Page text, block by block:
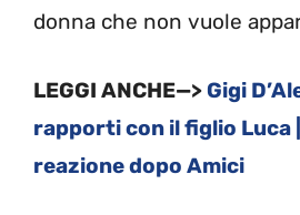
donna che non vuole
LEGGI ANCHE—>Gigi
rapporti con il figlio Luca
reazione dopo Amici